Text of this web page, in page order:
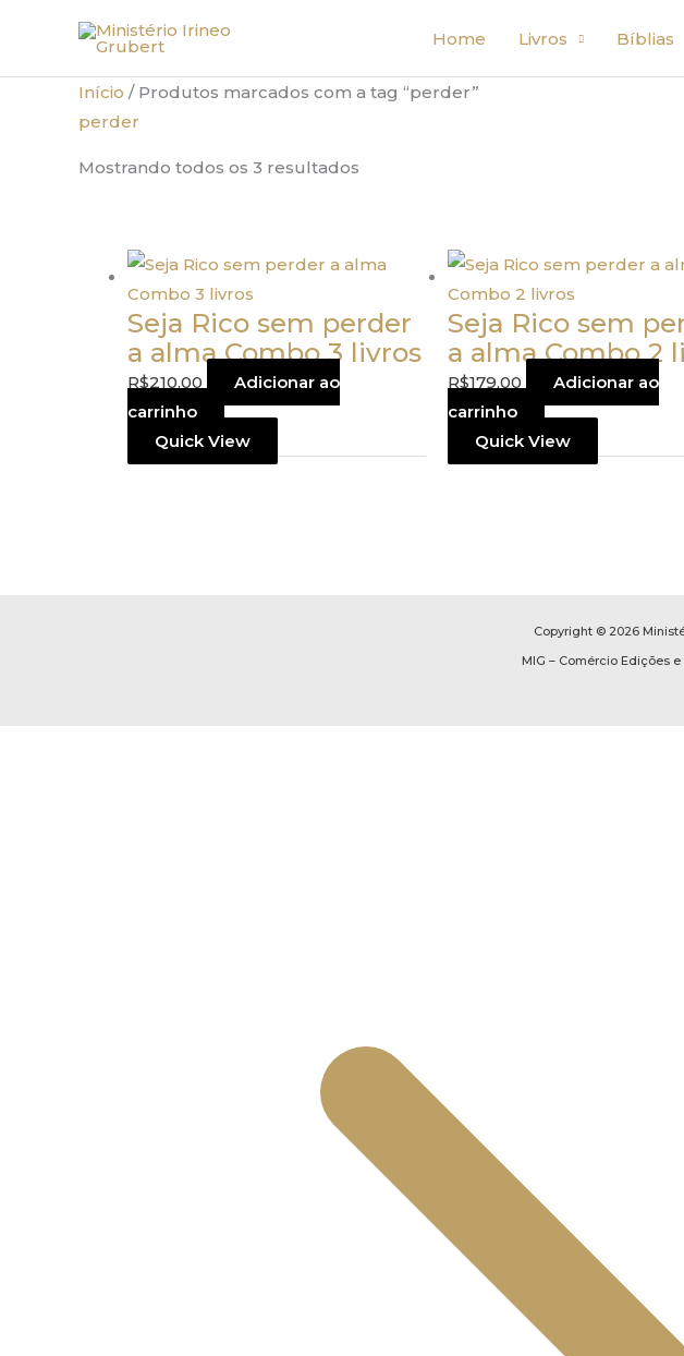
o
conteúdo
Home Livros Bíblias
Início / Produtos marcados com a tag “perder”
perder
Mostrando todos os 3 resultados
Seja Rico sem perder
a alma Combo 3 livros
R$210,00
Adicionar ao
carrinho
Quick View
Seja Rico sem
a alma Combo 2
R$179,00
Adicionar ao
carrinho
Quick View
Copyright © 2026
MIG – Comércio Edições e